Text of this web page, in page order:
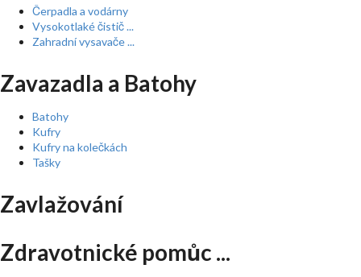
Čerpadla a vodárny
Vysokotlaké čistič ...
Zahradní vysavače ...
Zavazadla a Batohy
Batohy
Kufry
Kufry na kolečkách
Tašky
Zavlažování
Zdravotnické pomůc ...